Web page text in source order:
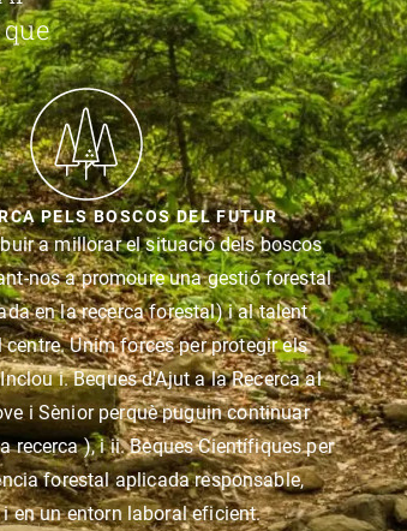
PELS BOSCOS DEL FUTUR
a millorar el situació dels boscos
nos a promoure una gestió forestal
en la recerca forestal) i al talent
Unim forces per protegir els
i. Beques d'Ajut a la Recerca al
i Sènior perquè puguin continuar
recerca ), i ii. Beques Científiques per
forestal aplicada responsable,
en un entorn laboral eficient.